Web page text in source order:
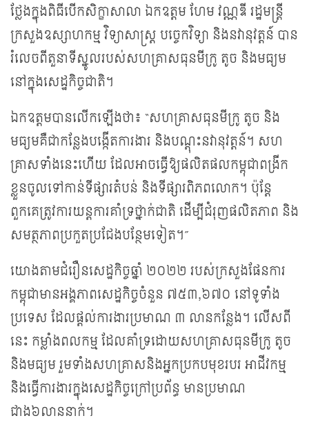
ថ្លែងក្នុងពិធីបើកសិក្ខាសាលា ឯកឧត្តម ហែម វណ្ណឌី រដ្ឋមន្ត្រី
ក្រសួងឧស្សាហកម្ម វិទ្យាសាស្ត្រ បច្ចេកវិទ្យា និងនវានុវត្តន៍ បាន
រំលេចពីតួនាទីស្នូលរបស់សហគ្រាសធុនមីក្រូ តូច និងមធ្យម
នៅក្នុងសេដ្ឋកិច្ចជាតិ។
ឯកឧត្តមបានលើកឡើងថា៖ “សហគ្រាសធុនមីក្រូ តូច និង
មធ្យមគឺជាកន្លែងបង្កើតការងារ និងបណ្តុះនវានុវត្តន៍។ សហ
គ្រាសទាំងនេះហើយ ដែលអាចធ្វើឱ្យផលិតផលកម្ពុជាពង្រីក
ខ្លួនចូលទៅកាន់ទីផ្សារតំបន់ និង​ទីផ្សារពិភពលោក។ ប៉ុន្តែ
ពួកគេត្រូវការយន្តការគាំទ្រថ្នាក់ជាតិ ដើម្បីជំរុញផលិតភាព និង
សមត្ថភាពប្រកួតប្រជែងបន្ថែមទៀត។”
យោងតាមជំរឿនសេដ្ឋកិច្ចឆ្នាំ ២០២២ របស់ក្រសួងផែនការ
កម្ពុជាមានអង្គភាពសេដ្ឋកិច្ចចំនួន ៧៥៣,៦៧០ នៅទូទាំង
ប្រទេស ដែលផ្តល់ការងារប្រមាណ ៣ លានកន្លែង។ លើសពី
នេះ កម្លាំងពលកម្ម ដែលគាំទ្រដោយសហគ្រាសធុនមីក្រូ តូច
និងមធ្យម រួមទាំងសហគ្រាសនិងអ្នកប្រកបមុខរបរ អាជីវកម្ម
និងធ្វើការងារក្នុងសេដ្ឋកិច្ចក្រៅប្រព័ន្ធ មានប្រមាណ
ជាង៦លាននាក់។